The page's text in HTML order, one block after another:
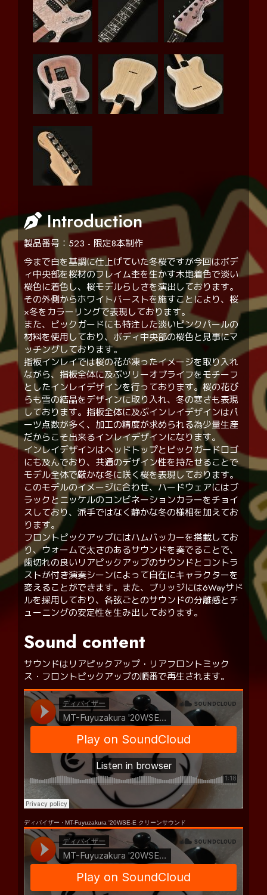
Introduction
製品番号：523 - 限定8本制作
今まで白を基調に仕上げていた冬桜ですが今回はボデ
ィ中央部を桜材のフレイム杢を生かす木地着色で淡い
桜色に着色し、桜モデルらしさを演出しております。
その外側からホワイトバーストを施すことにより、桜
×冬をカラーリングで表現しております。
また、ピックガードにも特注した淡いピンクパールの
材料を使用しており、ボディ中央部の桜色と見事にマ
ッチングしております。
指板インレイでは桜の花が凍ったイメージを取り入れ
ながら、指板全体に及ぶツリーオブライフをモチーフ
としたインレイデザインを行っております。桜の花び
らも雪の結晶をデザインに取り入れ、冬の寒さも表現
しております。指板全体に及ぶインレイデザインはパ
ーツ点数が多く、加工の精度が求められる為少量生産
だからこそ出来るインレイデザインになります。
インレイデザインはヘッドトップとピックガードロゴ
にも及んでおり、共通のデザイン性を持たせることで
モデル全体で厳かな冬に咲く桜を表現しております。
このモデルのイメージに合わせ、ハードウェアにはブ
ラックとニッケルのコンビネーションカラーをチョイ
スしており、派手ではなく静かな冬の様相を加えてお
ります。
フロントピックアップにはハムバッカーを搭載してお
り、ウォームで太さのあるサウンドを奏でることで、
歯切れの良いリアピックアップのサウンドとコントラ
ストが付き演奏シーンによって自在にキャラクターを
変えることができます。また、ブリッジには6Wayサド
ルを採用しており、各弦ごとのサウンドの分離感とチ
ューニングの安定性を生み出しております。
Sound content
サウンドはリアピックアップ・リアフロントミック
ス・フロントピックアップの順番で再生されます。
ディバイザー · MT-Fuyuzakura '20WSE-E クリーンサウンド